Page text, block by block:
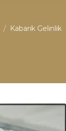
/ Kabarık Gelinlik